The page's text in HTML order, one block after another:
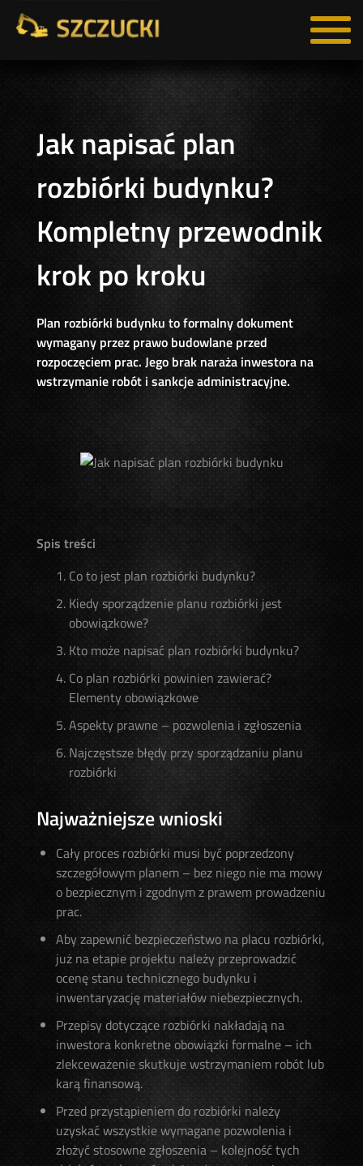
Jak napisać plan
rozbiórki budynku?
Kompletny przewodnik
krok po kroku
Plan rozbiórki budynku to formalny dokument
wymagany przez prawo budowlane przed
rozpoczęciem prac. Jego brak naraża inwestora na
wstrzymanie robót i sankcje administracyjne.
Spis treści
Co to jest plan rozbiórki budynku?
Kiedy sporządzenie planu rozbiórki jest
obowiązkowe?
Kto może napisać plan rozbiórki budynku?
Co plan rozbiórki powinien zawierać?
Elementy obowiązkowe
Aspekty prawne – pozwolenia i zgłoszenia
Najczęstsze błędy przy sporządzaniu planu
rozbiórki
Najważniejsze wnioski
Cały proces rozbiórki musi być poprzedzony
szczegółowym planem – bez niego nie ma mowy
o bezpiecznym i zgodnym z prawem prowadzeniu
prac.
Aby zapewnić bezpieczeństwo na placu rozbiórki,
już na etapie projektu należy przeprowadzić
ocenę stanu technicznego budynku i
inwentaryzację materiałów niebezpiecznych.
Przepisy dotyczące rozbiórki nakładają na
inwestora konkretne obowiązki formalne – ich
zlekceważenie skutkuje wstrzymaniem robót lub
karą finansową.
Przed przystąpieniem do rozbiórki należy
uzyskać wszystkie wymagane pozwolenia i
złożyć stosowne zgłoszenia – kolejność tych